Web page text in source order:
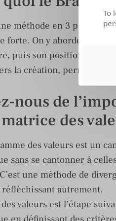
méthode en 3 parties,
forte. On y aborde les
puis son
la création, permet de
nous de
des
des valeurs est un
sans se cantonner à
une méthode de
réfléchissant autrement.
valeurs est l’étape
To